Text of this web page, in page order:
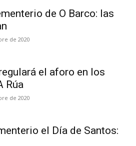
de O Barco: las
de 2020
el aforo en los
Rúa
de 2020
el Día de Santos: